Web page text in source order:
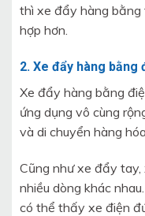
thì xe đẩy hàng bằng
hợp hơn.
2. Xe đẩy hàng bằng
Xe đẩy hàng bằng
ứng dụng vô cùng
và di chuyển hàng
Cũng như xe đẩy
nhiều dòng khác
có thể thấy xe điện